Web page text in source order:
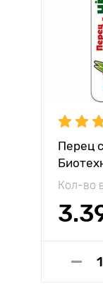
Перец
Кол-во